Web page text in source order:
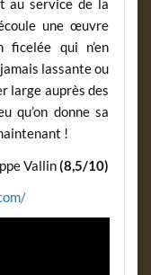
au service de la
une œuvre
ficelée qui n’en
lassante ou
large auprès des
qu’on donne sa
!
Vallin(8,5/10)